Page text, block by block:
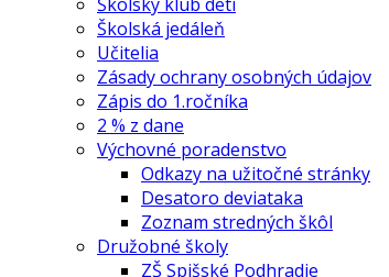
Školská jedáleň
Učitelia
Zásady ochrany osobných údajov
Zápis do 1.ročníka
2 % z dane
Výchovné poradenstvo
Odkazy na užitočné stránky
Desatoro deviataka
Zoznam stredných škôl
Družobné školy
ZŠ Spišské Podhradie